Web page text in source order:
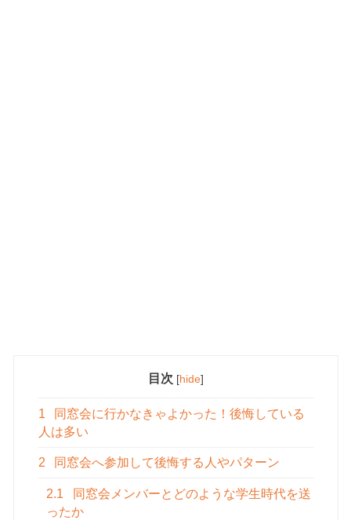
目次 [hide]
1
同窓会に行かなきゃよかった！後悔している
人は多い
2 同窓会へ参加して後悔する人やパターン
2.1
同窓会メンバーとどのような学生時代を送
ったか